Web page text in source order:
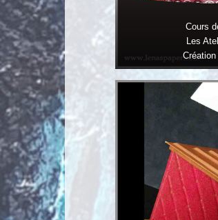
Cours
Les
Création